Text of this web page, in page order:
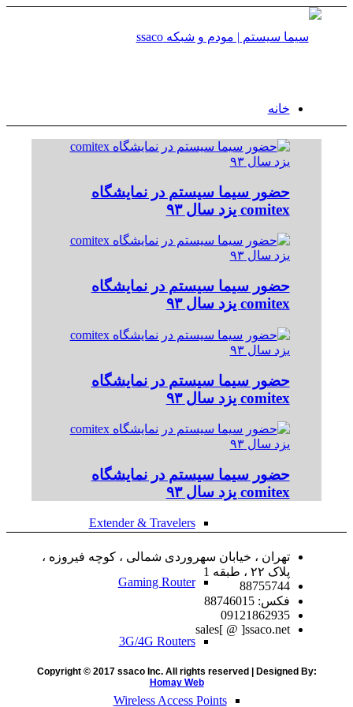
خانه
محصولات
Wireless Router
Single Band
Doual Band Router
High Power Router
Extender & Travelers
Gaming Router
3G/4G Routers
Wireless Access Points
حضور سیما سیستم در نمایشگاه
comitex یزد سال ۹۳
حضور سیما سیستم در نمایشگاه
comitex یزد سال ۹۳
حضور سیما سیستم در نمایشگاه
comitex یزد سال ۹۳
حضور سیما سیستم در نمایشگاه
comitex یزد سال ۹۳
تهران ، خیابان سهروردی شمالی ، کوچه فیروزه ،
پلاک ۲۲ ، طبقه 1
88755744
فکس: 88746015
09121862935
sales[ @ ]ssaco.net
Copyright © 2017 ssaco Inc. All rights reserved | Designed By:
Homay Web